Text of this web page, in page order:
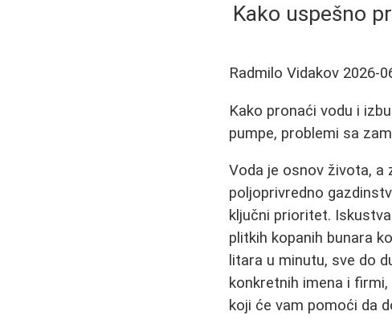
Kako uspešno
Radmilo Vidakov 2026-
Kako pronaći vodu i
pumpe, problemi sa
Voda je osnov života, a
poljoprivredno
ključni prioritet.
plitkih kopanih bunara
litara u minutu, sve do
konkretnih imena i
koji će vam pomoći da